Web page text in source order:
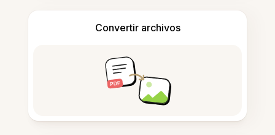
Convertir archivos